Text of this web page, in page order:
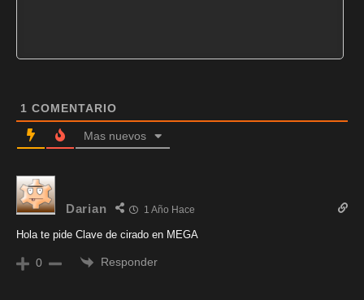
1 COMENTARIO
Mas nuevos
Darian 1 Año Hace
Hola te pide Clave de cirado en MEGA
0 Responder